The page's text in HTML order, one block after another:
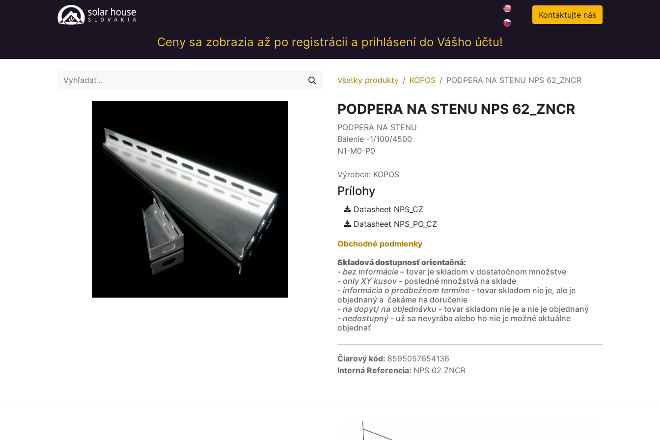
Novinky 0
Kontaktujte nás
Ceny sa zobrazia až po registrácii a prihlásení do Vášho účtu!
Všetky produkty KOPOS PODPERA NA STENU NPS 62_ZNCR
PODPERA NA STENU NPS 62_ZNCR
PODPERA NA STENU
Balenie -1/100/4500
N1-M0-P0
Výrobca: KOPOS
Prílohy
Datasheet NPS_CZ
Datasheet NPS_PO_CZ
Obchodné podmienky
Skladová dostupnosť orientačná:
- bez informácie – tovar je skladom v dostatočnom množstve
- only XY kusov - posledné množstvá na sklade
- informácia o predbežnom termíne - tovar skladom nie je, ale je
objednaný a čakáme na doručenie
- na dopyt/ na objednávku - tovar skladom nie je a nie je objednaný
- nedostupný - už sa nevyrába alebo ho nie je možné aktuálne
objednať
Čiarový kód: 8595057654136
Interná Referencia: NPS 62 ZNCR